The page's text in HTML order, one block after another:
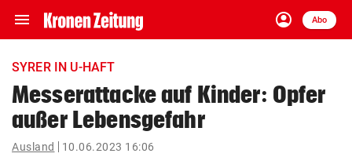
menu Navigation
ein-/ausklappen
account_circle
Anmelden
Abo
close Schließen
account_circle Anmelden
SYRER IN U-HAFT
Messerattacke auf Kinder: Opfer
außer Lebensgefahr
Ausland 10.06.2023 16:06